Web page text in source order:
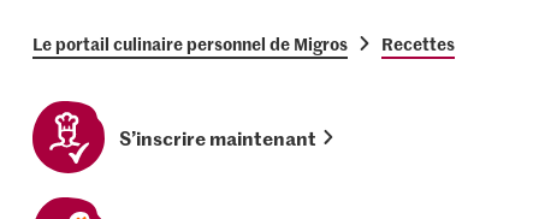
Le portail culinaire personnel de Migros Recettes
S’inscrire maintenant